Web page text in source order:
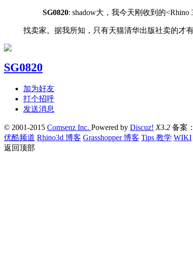
SG0820: shadow大，我今天刚收到的
找卖家。据我所知，只有天猫清华出版社卖的才
SG0820
加为好友
打个招呼
发送消息
© 2001-2015 Comsenz Inc. Powered by Discuz! X3.2 备案：
优酷频道 Rhino3d 博客 Grasshopper 博客 Tips 教学 WIKI
返回顶部